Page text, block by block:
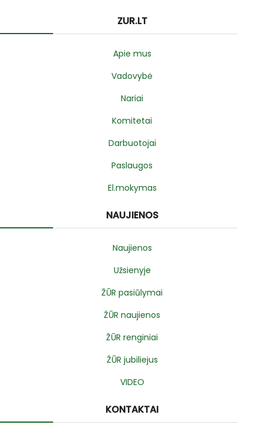
ZUR.LT
Apie mus
Vadovybė
Nariai
Komitetai
Darbuotojai
Paslaugos
El.mokymas
NAUJIENOS
Naujienos
Užsienyje
ŽŪR pasiūlymai
ŽŪR naujienos
ŽŪR renginiai
ŽŪR jubiliejus
VIDEO
KONTAKTAI